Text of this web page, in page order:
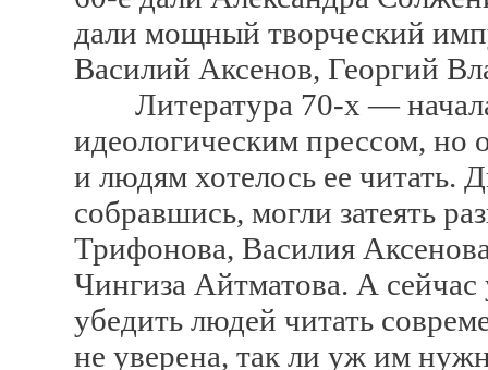
дали мощный творческий
Василий Аксенов, Георгий
Литература 70-х — начала
идеологическим прессом, но
и людям хотелось ее читать.
собравшись, могли затеять
Трифонова, Василия
Чингиза Айтматова. А
убедить людей читать
не уверена, так ли уж им